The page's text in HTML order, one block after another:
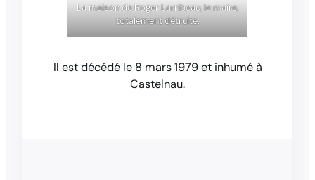
La maison de Roger Larribeau, le maire,
totalement détruite.
Il est décédé le 8 mars 1979 et inhumé à
Castelnau.